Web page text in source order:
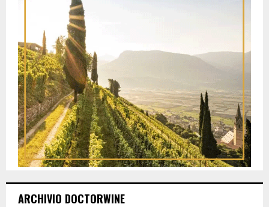
ARCHIVIO DOCTORWINE